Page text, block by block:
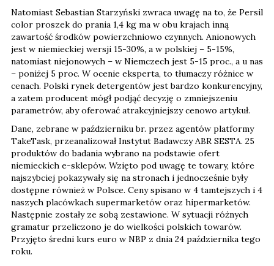
Natomiast Sebastian Starzyński zwraca uwagę na to, że Persil
color proszek do prania 1,4 kg ma w obu krajach inną
zawartość środków powierzchniowo czynnych. Anionowych
jest w niemieckiej wersji 15-30%, a w polskiej – 5-15%,
natomiast niejonowych – w Niemczech jest 5-15 proc., a u nas
– poniżej 5 proc. W ocenie eksperta, to tłumaczy różnice w
cenach. Polski rynek detergentów jest bardzo konkurencyjny,
a zatem producent mógł podjąć decyzję o zmniejszeniu
parametrów, aby oferować atrakcyjniejszy cenowo artykuł.
Dane, zebrane w październiku br. przez agentów platformy
TakeTask, przeanalizował Instytut Badawczy ABR SESTA. 25
produktów do badania wybrano na podstawie ofert
niemieckich e-sklepów. Wzięto pod uwagę te towary, które
najszybciej pokazywały się na stronach i jednocześnie były
dostępne również w Polsce. Ceny spisano w 4 tamtejszych i 4
naszych placówkach supermarketów oraz hipermarketów.
Następnie zostały ze sobą zestawione. W sytuacji różnych
gramatur przeliczono je do wielkości polskich towarów.
Przyjęto średni kurs euro w NBP z dnia 24 października tego
roku.